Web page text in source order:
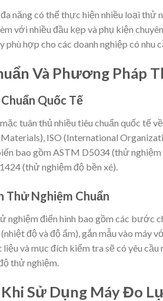
năng có thể thực hiện nhiều loại thử
với nhiều đầu kẹp và phụ kiện
phù hợp cho các doanh nghiệp có nhu
Và Phương Pháp
Quốc Tế
tuân thủ nhiều tiêu chuẩn quốc tế
ISO (International
bao gồm ASTM D5034 (thử
(thử nghiệm độ bền xé).
Thử Nghiệm Chuẩn
nghiệm điển hình bao gồm các bước
độ và độ ẩm), gắn mẫu vào máy
và mục đích kiểm tra sẽ có yêu
thử nghiệm.
Sử Dụng Máy Đo